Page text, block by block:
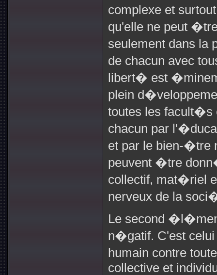
complexe et
qu'elle ne peut
seulement dans
de chacun avec
libert� est
plein
toutes les facult�s
chacun par
et par le bien-�tre
peuvent �tre
collectif, mat�riel
nerveux de la
Le second
n�gatif. C'est
humain contre
collective et